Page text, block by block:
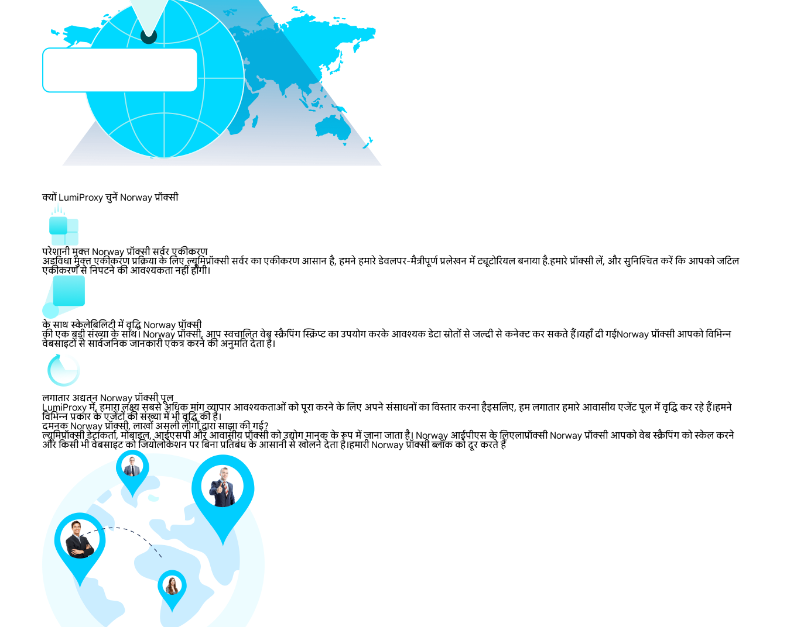
क्यों LumiProxy चुनें Norway प्रॉक्सी
परेशानी मुक्त Norway प्रॉक्सी सर्वर एकीकरण
अडविधा मुक्त एकीकरण प्रक्रिया के लिए ल्यूमिप्रॉक्सी सर्वर का एकीकरण आसान है, हमने हमारे डेवलपर-मैत्रीपूर्ण प्रलेखन में ट्यूटोरियल बनाया है.हमारे प्रॉक्सी लें, और सुनिश्चित करें कि आपको जटिल
एकीकरण से निपटने की आवश्यकता नहीं होगी।
के साथ स्केलेबिलिटी में वृद्धि Norway प्रॉक्सी
की एक बड़ी संख्या के साथ। Norway प्रॉक्सी, आप स्वचालित वेब स्क्रैपिंग स्क्रिप्ट का उपयोग करके आवश्यक डेटा स्रोतों से जल्दी से कनेक्ट कर सकते हैं।यहाँ दी गईNorway प्रॉक्सी आपको विभिन्न
वेबसाइटों से सार्वजनिक जानकारी एकत्र करने की अनुमति देता है।
लगातार अद्यतन Norway प्रॉक्सी पूल
LumiProxy में, हमारा लक्ष्य सबसे अधिक मांग व्यापार आवश्यकताओं को पूरा करने के लिए अपने संसाधनों का विस्तार करना हैइसलिए, हम लगातार हमारे आवासीय एजेंट पूल में वृद्धि कर रहे हैं।हमने
विभिन्न प्रकार के एजेंटों की संख्या में भी वृद्धि की है।
दमनक Norway प्रॉक्सी, लाखों असली लोगों द्वारा साझा की गई?
ल्यूमिप्रॉक्सी डेटाकर्ता, मोबाइल, आईएसपी और आवासीय प्रॉक्सी को उद्योग मानक के रूप में जाना जाता है। Norway आईपीएस के लिएलाप्रॉक्सी Norway प्रॉक्सी आपको वेब स्क्रैपिंग को स्केल करने
और किसी भी वेबसाइट को जियोलोकेशन पर बिना प्रतिबंध के आसानी से खोलने देता है।हमारी Norway प्रॉक्सी ब्लॉक को दूर करते हैं